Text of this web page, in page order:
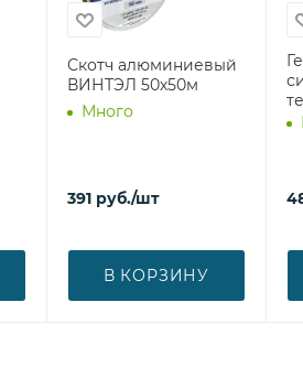
Скотч алюминиевый
ВИНТЭЛ 50х50м
Много
391 руб./шт
В КОРЗИНУ